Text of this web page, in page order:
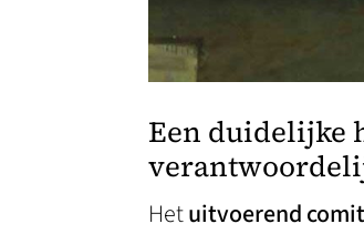
Een duidelijke
Hetuitvoerend